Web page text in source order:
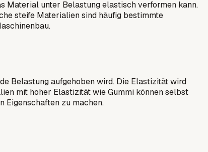
Material unter Belastung elastisch verformen kann.
steife Materialien sind häufig bestimmte
Belastung aufgehoben wird. Die Elastizität wird
mit hoher Elastizität wie Gummi können selbst
Eigenschaften zu machen.